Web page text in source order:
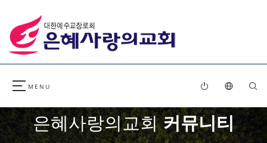
은혜사랑의교회커뮤니티